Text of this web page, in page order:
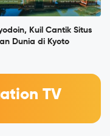
Kuil Cantik Situs
Dunia di Kyoto
TV